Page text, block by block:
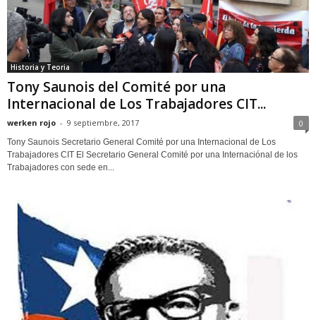
Historia y Teoria
Tony Saunois del Comité por una
Internacional de Los Trabajadores CIT...
werken rojo - 9 septiembre, 2017 0
Tony Saunois Secretario General Comité por una Internacional de Los
Trabajadores CIT El Secretario General Comité por una Internaciónal de los
Trabajadores con sede en...